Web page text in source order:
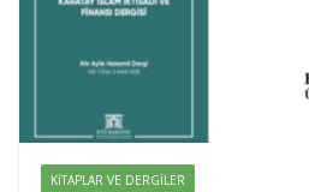
KITAPLAR VE DERGILER